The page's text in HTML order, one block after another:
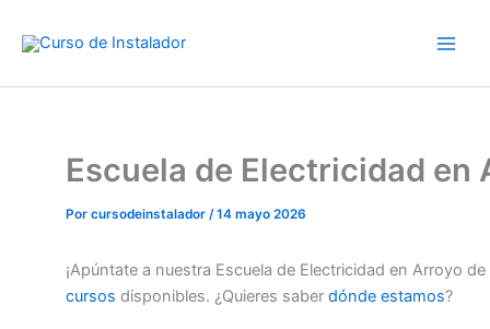
Escuela de Electricidad en
Por cursodeinstalador /14 mayo 2026
¡Apúntate a nuestra Escuela de Electricidad en Arroyo
cursos disponibles. ¿Quieres saber dónde estamos?